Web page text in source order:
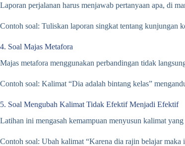
Laporan perjalanan harus menjawab pertanyaan apa, di
Contoh soal: Tuliskan laporan singkat tentang kunjungan
4. Soal Majas Metafora
Majas metafora menggunakan perbandingan tidak
Contoh soal: Kalimat “Dia adalah bintang kelas”
5. Soal Mengubah Kalimat Tidak Efektif Menjadi Efektif
Latihan ini mengasah kemampuan menyusun kalimat
Contoh soal: Ubah kalimat “Karena dia rajin belajar